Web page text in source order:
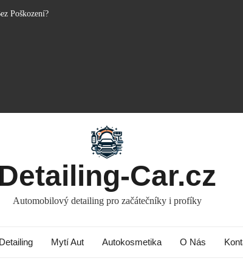
Poškození?
Detailing-Car.cz
Automobilový detailing pro začátečníky i profíky
Detailing Mytí Aut Autokosmetika O Nás